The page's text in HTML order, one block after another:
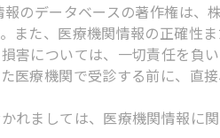
のデータベースの著作権は、
また、医療機関情報の正確性
害については、一切責任を負
医療機関で受診する前に、直
れましては、医療機関情報に